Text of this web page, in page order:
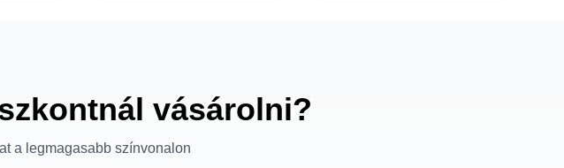
vásárolni?
a legmagasabb színvonalon